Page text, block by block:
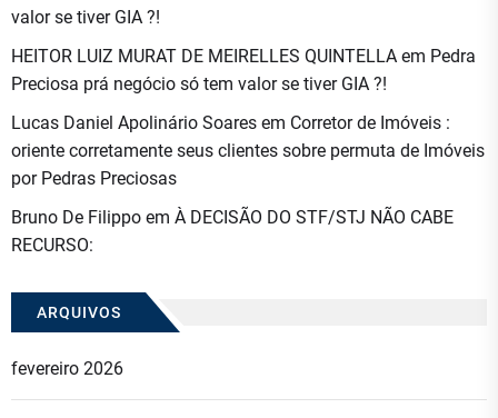
valor se tiver GIA ?!
HEITOR LUIZ MURAT DE MEIRELLES QUINTELLA em Pedra
Preciosa prá negócio só tem valor se tiver GIA ?!
Lucas Daniel Apolinário Soares em Corretor de Imóveis :
oriente corretamente seus clientes sobre permuta de Imóveis
por Pedras Preciosas
Bruno De Filippo em À DECISÃO DO STF/STJ NÃO CABE
RECURSO:
ARQUIVOS
fevereiro 2026